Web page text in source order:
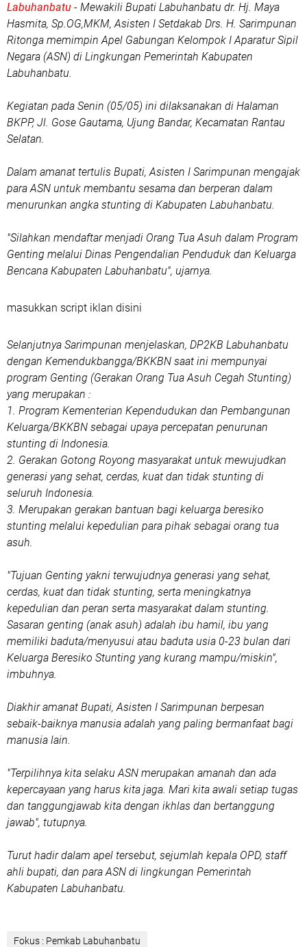
Labuhanbatu - Mewakili Bupati Labuhanbatu dr. Hj. Maya
Hasmita, Sp.OG,MKM, Asisten I Setdakab Drs. H. Sarimpunan
Ritonga memimpin Apel Gabungan Kelompok I Aparatur Sipil
Negara (ASN) di Lingkungan Pemerintah Kabupaten
Labuhanbatu.
Kegiatan pada Senin (05/05) ini dilaksanakan di Halaman
BKPP, Jl. Gose Gautama, Ujung Bandar, Kecamatan Rantau
Selatan.
Dalam amanat tertulis Bupati, Asisten I Sarimpunan mengajak
para ASN untuk membantu sesama dan berperan dalam
menurunkan angka stunting di Kabupaten Labuhanbatu.
"Silahkan mendaftar menjadi Orang Tua Asuh dalam Program
Genting melalui Dinas Pengendalian Penduduk dan Keluarga
Bencana Kabupaten Labuhanbatu", ujarnya.
masukkan script iklan disini
Selanjutnya Sarimpunan menjelaskan, DP2KB Labuhanbatu
dengan Kemendukbangga/BKKBN saat ini mempunyai
program Genting (Gerakan Orang Tua Asuh Cegah Stunting)
yang merupakan :
1. Program Kementerian Kependudukan dan Pembangunan
Keluarga/BKKBN sebagai upaya percepatan penurunan
stunting di Indonesia.
2. Gerakan Gotong Royong masyarakat untuk mewujudkan
generasi yang sehat, cerdas, kuat dan tidak stunting di
seluruh Indonesia.
3. Merupakan gerakan bantuan bagi keluarga beresiko
stunting melalui kepedulian para pihak sebagai orang tua
asuh.
"Tujuan Genting yakni terwujudnya generasi yang sehat,
cerdas, kuat dan tidak stunting, serta meningkatnya
kepedulian dan peran serta masyarakat dalam stunting.
Sasaran genting (anak asuh) adalah ibu hamil, ibu yang
memiliki baduta/menyusui atau baduta usia 0-23 bulan dari
Keluarga Beresiko Stunting yang kurang mampu/miskin",
imbuhnya.
Diakhir amanat Bupati, Asisten I Sarimpunan berpesan
sebaik-baiknya manusia adalah yang paling bermanfaat bagi
manusia lain.
"Terpilihnya kita selaku ASN merupakan amanah dan ada
kepercayaan yang harus kita jaga. Mari kita awali setiap tugas
dan tanggungjawab kita dengan ikhlas dan bertanggung
jawab", tutupnya.
Turut hadir dalam apel tersebut, sejumlah kepala OPD, staff
ahli bupati, dan para ASN di lingkungan Pemerintah
Kabupaten Labuhanbatu.
Fokus : Pemkab Labuhanbatu